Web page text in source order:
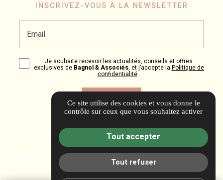
INSCRIVEZ-VOUS À LA NEWSLETTER
Email
Je souhaite recevoir les actualités, conseils et offres
exclusives de Bagnol & Associés, et j’accepte la Politique de
confidentialité.
Informations complémentaires Mentions légales
Politique de confidentialité Gestion des cookies
Ce site utilise des cookies et vous donne le
contrôle sur ceux que vous souhaitez activer
Tout accepter
Tout refuser